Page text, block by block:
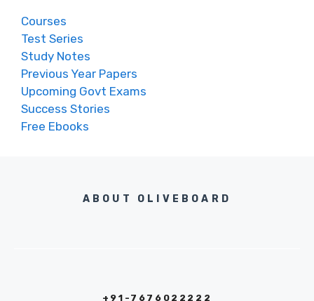
Courses
Test Series
Study Notes
Previous Year Papers
Upcoming Govt Exams
Success Stories
Free Ebooks
ABOUT OLIVEBOARD
+91-7676022222